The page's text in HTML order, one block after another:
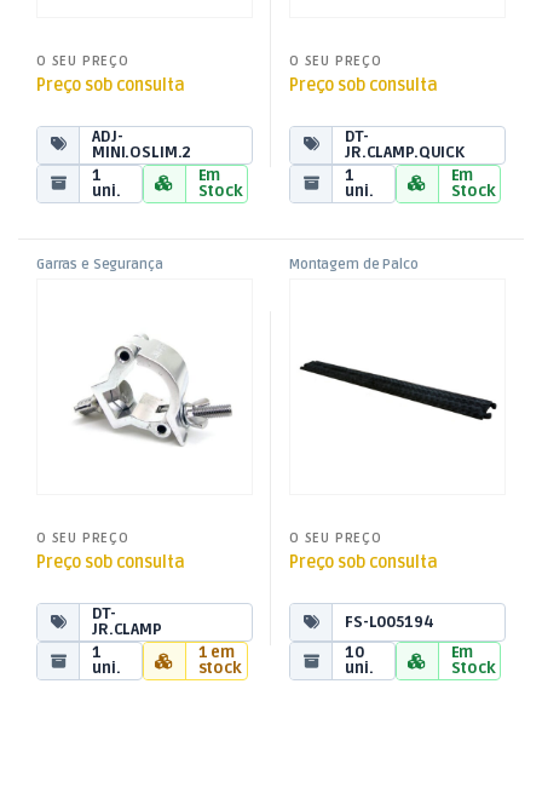
O SEU PREÇO
Preço sob consulta
ADJ-
MINI.OSLIM.2
1
uni.
Em
Stock
O SEU PREÇO
Preço sob consulta
DT-
JR.CLAMP.QUICK
1
uni.
Em
Stock
Garras e Segurança
O SEU PREÇO
Preço sob consulta
DT-
JR.CLAMP
1
uni.
1 em
stock
Montagem de Palco
O SEU PREÇO
Preço sob consulta
FS-L005194
10
uni.
Em
Stock